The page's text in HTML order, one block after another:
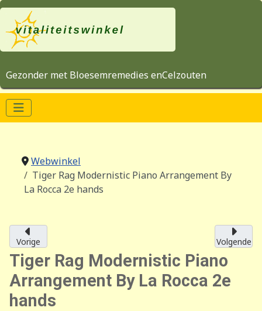
Gezonder met Bloesemremedies enCelzouten
Webwinkel
Tiger Rag Modernistic Piano Arrangement By
La Rocca 2e hands
Vorige Volgende
Tiger Rag Modernistic Piano
Arrangement By La Rocca 2e
hands